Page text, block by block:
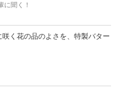
に聞く！
咲く花の品のよさを、特製バター